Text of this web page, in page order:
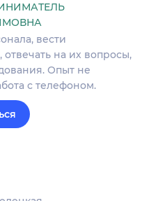
вести
на их вопросы,
Опыт не
с телефоном.